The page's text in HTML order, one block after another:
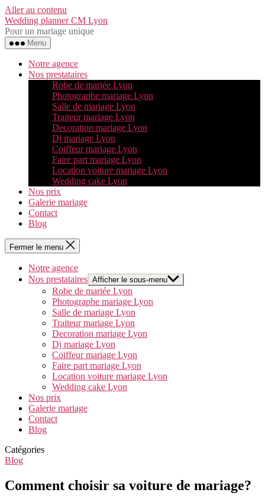
Aller au contenu
Wedding planner CM Lyon
Pour un mariage unique
Menu
Notre agence
Nos prestataires
Robe de mariée Lyon
Photographe mariage Lyon
Salle de mariage Lyon
Traiteur mariage Lyon
Decoration mariage Lyon
Dj mariage Lyon
Coiffeur mariage Lyon
Faire part mariage Lyon
Location voiture mariage Lyon
Wedding cake Lyon
Nos prix
Galerie mariage
Contact
Blog
Fermer le menu
Notre agence
Nos prestataires Afficher le sous-menu
Robe de mariée Lyon
Photographe mariage Lyon
Salle de mariage Lyon
Traiteur mariage Lyon
Decoration mariage Lyon
Dj mariage Lyon
Coiffeur mariage Lyon
Faire part mariage Lyon
Location voiture mariage Lyon
Wedding cake Lyon
Nos prix
Galerie mariage
Contact
Blog
Catégories
Blog
Comment choisir sa voiture de mariage?